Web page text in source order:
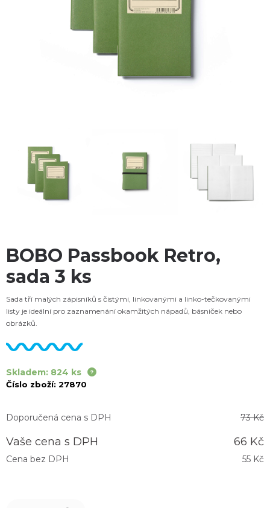
BOBO Passbook Retro,
sada 3 ks
Sada tří malých zápisníků s čistými, linkovanými a linko-tečkovanými
listy je ideální pro zaznamenání okamžitých nápadů, básniček nebo
obrázků.
Skladem: 824 ks
Číslo zboží: 27870
Doporučená cena s DPH 73 Kč
Vaše cena s DPH 66 Kč
Cena bez DPH 55 Kč